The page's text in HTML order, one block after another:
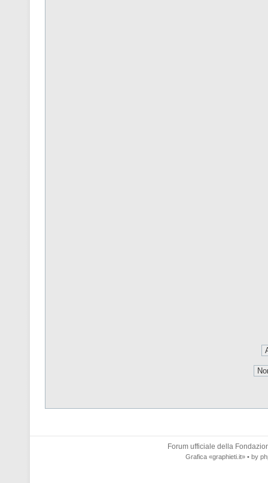
Forum ufficiale della
Grafica «graphieti.it» • by